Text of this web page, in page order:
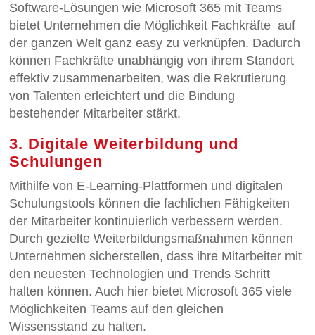
Software-Lösungen wie Microsoft 365 mit Teams
bietet Unternehmen die Möglichkeit Fachkräfte auf
der ganzen Welt ganz easy zu verknüpfen. Dadurch
können Fachkräfte unabhängig von ihrem Standort
effektiv zusammenarbeiten, was die Rekrutierung
von Talenten erleichtert und die Bindung
bestehender Mitarbeiter stärkt.
3. Digitale Weiterbildung und
Schulungen
Mithilfe von E-Learning-Plattformen und digitalen
Schulungstools können die fachlichen Fähigkeiten
der Mitarbeiter kontinuierlich verbessern werden.
Durch gezielte Weiterbildungsmaßnahmen können
Unternehmen sicherstellen, dass ihre Mitarbeiter mit
den neuesten Technologien und Trends Schritt
halten können. Auch hier bietet Microsoft 365 viele
Möglichkeiten Teams auf den gleichen
Wissensstand zu halten.